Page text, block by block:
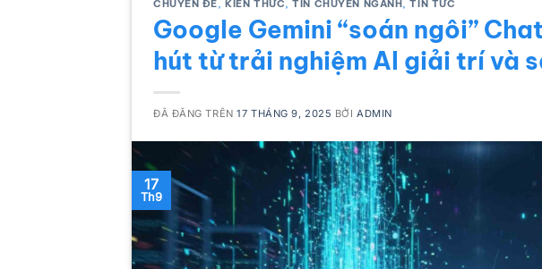
CHUYÊN ĐỀ,KIẾN THỨC,TIN CHUYÊN NGÀNH,TIN TỨC
Google Gemini “soán ngôi”
hút từ trải nghiệm AI giải trí và
ĐÃ ĐĂNG TRÊN17 THÁNG 9, 2025 BỞIADMIN
17
Th9